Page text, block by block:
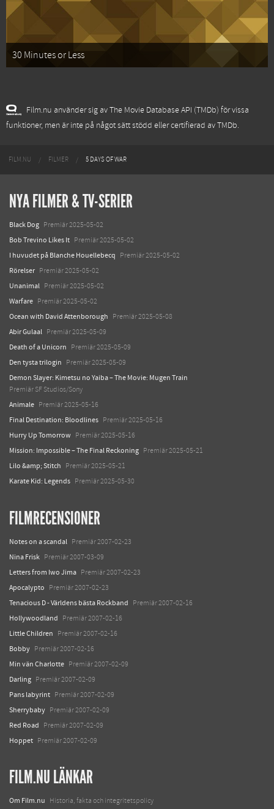
30 Minutes or Less
Film.nu använder sig av The Movie Database API (TMDb) för vissa
funktioner, men är inte på något sätt stödd eller certifierad av TMDb.
FILM.NU FILMER 5 DAYS OF WAR
NYA FILMER & TV-SERIER
Black Dog Premiär 2025-05-02
Bob Trevino Likes It Premiär 2025-05-02
I huvudet på Blanche Houellebecq Premiär 2025-05-02
Rörelser Premiär 2025-05-02
Unanimal Premiär 2025-05-02
Warfare Premiär 2025-05-02
Ocean with David Attenborough Premiär 2025-05-08
Abir Gulaal Premiär 2025-05-09
Death of a Unicorn Premiär 2025-05-09
Den tysta trilogin Premiär 2025-05-09
Demon Slayer: Kimetsu no Yaiba – The Movie: Mugen Train
Premiär SF Studios/Sony
Animale Premiär 2025-05-16
Final Destination: Bloodlines Premiär 2025-05-16
Hurry Up Tomorrow Premiär 2025-05-16
Mission: Impossible – The Final Reckoning Premiär 2025-05-21
Lilo &amp; Stitch Premiär 2025-05-21
Karate Kid: Legends Premiär 2025-05-30
FILMRECENSIONER
Notes on a scandal Premiär 2007-02-23
Nina Frisk Premiär 2007-03-09
Letters from Iwo Jima Premiär 2007-02-23
Apocalypto Premiär 2007-02-23
Tenacious D - Världens bästa Rockband Premiär 2007-02-16
Hollywoodland Premiär 2007-02-16
Little Children Premiär 2007-02-16
Bobby Premiär 2007-02-16
Min vän Charlotte Premiär 2007-02-09
Darling Premiär 2007-02-09
Pans labyrint Premiär 2007-02-09
Sherrybaby Premiär 2007-02-09
Red Road Premiär 2007-02-09
Hoppet Premiär 2007-02-09
FILM.NU LÄNKAR
Om Film.nu Historia, fakta och integritetspolicy